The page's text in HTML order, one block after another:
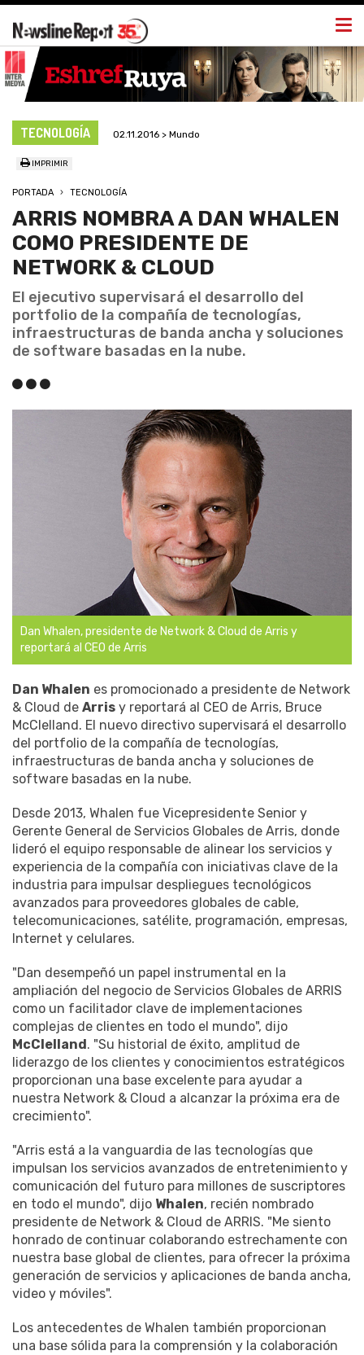
TECNOLOGÍA 02.11.2016 > Mundo
IMPRIMIR
PORTADA TECNOLOGÍA
ARRIS NOMBRA A DAN WHALEN
COMO PRESIDENTE DE
NETWORK & CLOUD
El ejecutivo supervisará el desarrollo del
portfolio de la compañía de tecnologías,
infraestructuras de banda ancha y soluciones
de software basadas en la nube.
Dan Whalen, presidente de Network & Cloud de Arris y
reportará al CEO de Arris
Dan Whalen es promocionado a presidente de Network
& Cloud de Arris y reportará al CEO de Arris, Bruce
McClelland. El nuevo directivo supervisará el desarrollo
del portfolio de la compañía de tecnologías,
infraestructuras de banda ancha y soluciones de
software basadas en la nube.
Desde 2013, Whalen fue Vicepresidente Senior y
Gerente General de Servicios Globales de Arris, donde
lideró el equipo responsable de alinear los servicios y
experiencia de la compañía con iniciativas clave de la
industria para impulsar despliegues tecnológicos
avanzados para proveedores globales de cable,
telecomunicaciones, satélite, programación, empresas,
Internet y celulares.
"Dan desempeñó un papel instrumental en la
ampliación del negocio de Servicios Globales de ARRIS
como un facilitador clave de implementaciones
complejas de clientes en todo el mundo", dijo
McClelland. "Su historial de éxito, amplitud de
liderazgo de los clientes y conocimientos estratégicos
proporcionan una base excelente para ayudar a
nuestra Network & Cloud a alcanzar la próxima era de
crecimiento".
"Arris está a la vanguardia de las tecnologías que
impulsan los servicios avanzados de entretenimiento y
comunicación del futuro para millones de suscriptores
en todo el mundo", dijo Whalen, recién nombrado
presidente de Network & Cloud de ARRIS. "Me siento
honrado de continuar colaborando estrechamente con
nuestra base global de clientes, para ofrecer la próxima
generación de servicios y aplicaciones de banda ancha,
video y móviles".
Los antecedentes de Whalen también proporcionan
una base sólida para la comprensión y la colaboración